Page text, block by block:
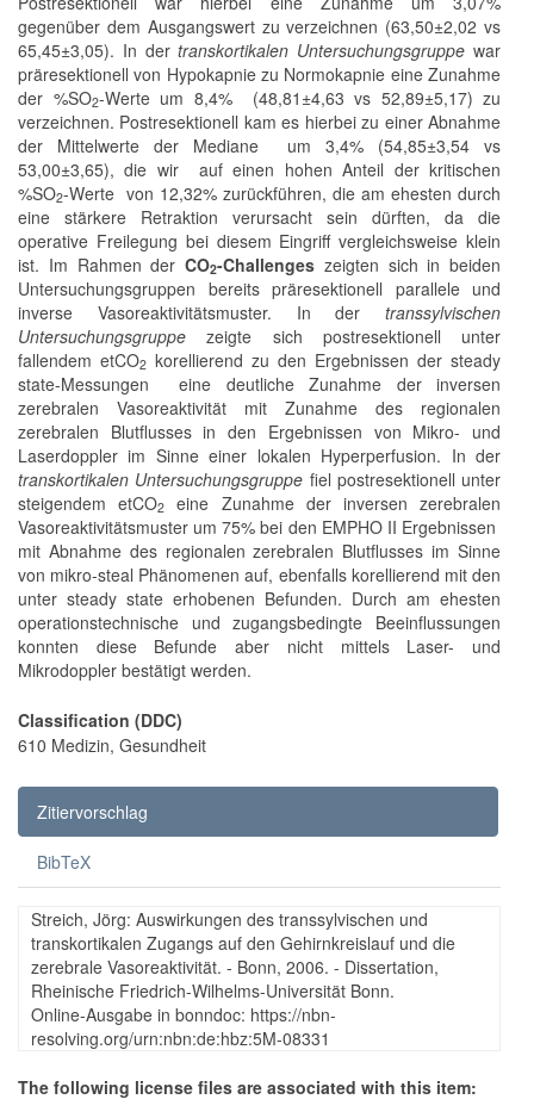
gegenüber dem Ausgangswert zu verzeichnen (63,50±2,02 vs
65,45±3,05). In dertranskortikalen Untersuchungsgruppe war
präresektionell von Hypokapnie zu Normokapnie eine Zunahme
der %SO2-Werte um 8,4% (48,81±4,63 vs 52,89±5,17) zu
verzeichnen. Postresektionell kam es hierbei zu einer Abnahme
der Mittelwerte der Mediane um 3,4% (54,85±3,54 vs
53,00±3,65), die wir auf einen hohen Anteil der kritischen
%SO2-Werte von 12,32% zurückführen, die am ehesten durch
eine stärkere Retraktion verursacht sein dürften, da die
operative Freilegung bei diesem Eingriff vergleichsweise klein
ist. Im Rahmen der CO2-Challenges zeigten sich in beiden
Untersuchungsgruppen bereits präresektionell parallele und
inverse Vasoreaktivitätsmuster. In der transsylvischen
Untersuchungsgruppe zeigte sich postresektionell unter
fallendem etCO2 korellierend zu den Ergebnissen der steady
state-Messungen eine deutliche Zunahme der inversen
zerebralen Vasoreaktivität mit Zunahme des regionalen
zerebralen Blutflusses in den Ergebnissen von Mikro- und
Laserdoppler im Sinne einer lokalen Hyperperfusion. In der
transkortikalen Untersuchungsgruppe fiel postresektionell unter
steigendem etCO2
eine Zunahme der inversen zerebralen
Vasoreaktivitätsmuster um 75% bei den EMPHO II Ergebnissen
mit Abnahme des regionalen zerebralen Blutflusses im Sinne
von mikro-steal Phänomenen auf, ebenfalls korellierend mit den
unter steady state erhobenen Befunden. Durch am ehesten
operationstechnische und zugangsbedingte Beeinflussungen
konnten diese Befunde aber nicht mittels Laser- und
Mikrodoppler bestätigt werden.
Classification (DDC)
610 Medizin, Gesundheit
Zitiervorschlag
BibTeX
Streich, Jörg: Auswirkungen des transsylvischen und
transkortikalen Zugangs auf den Gehirnkreislauf und die
zerebrale Vasoreaktivität. - Bonn, 2006. - Dissertation,
Rheinische Friedrich-Wilhelms-Universität Bonn.
Online-Ausgabe in bonndoc: https://nbn-
resolving.org/urn:nbn:de:hbz:5M-08331
The following license files are associated with this item: